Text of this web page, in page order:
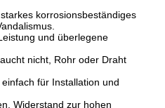
korrosionsbeständiges
und überlegene
nicht, Rohr oder Draht
für Installation und
Widerstand zur hohen